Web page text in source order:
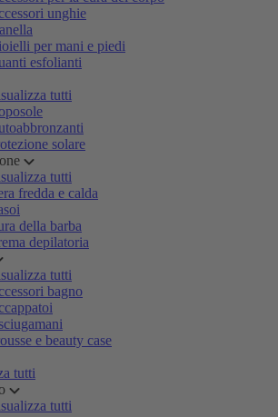
unghie
per mani e piedi
esfolianti
tutti
solare
tutti
fredda e calda
della barba
depilatoria
tutti
bagno
e beauty case
tutti
tutti